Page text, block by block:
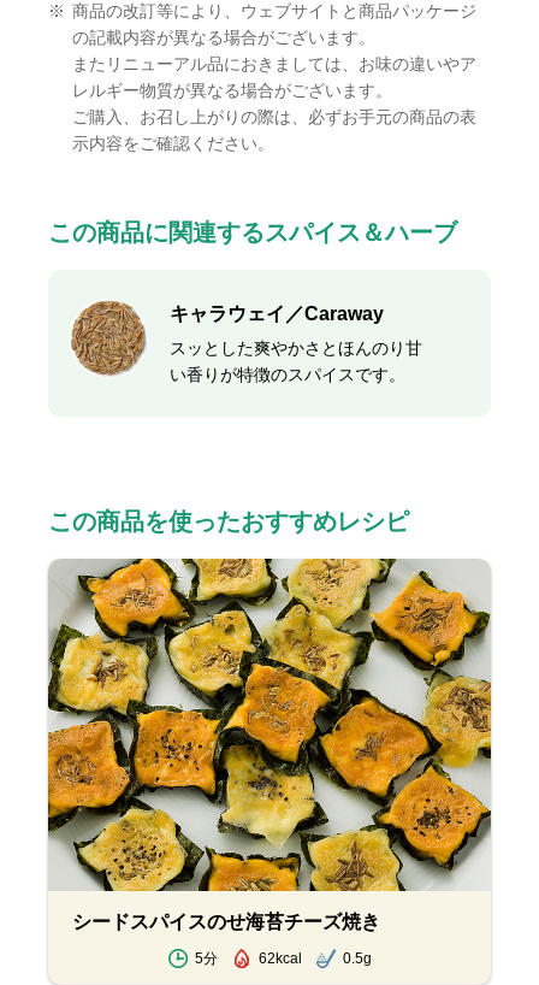
※ 商品の改訂等により、ウェブサイトと商品パッケージ
の記載内容が異なる場合がございます。
またリニューアル品におきましては、お味の違いやア
レルギー物質が異なる場合がございます。
ご購入、お召し上がりの際は、必ずお手元の商品の表
示内容をご確認ください。
この商品に関連するスパイス＆ハーブ
キャラウェイ／Caraway
スッとした爽やかさとほんのり甘
い香りが特徴のスパイスです。
この商品を使ったおすすめレシピ
シードスパイスのせ海苔チーズ焼き
5分 62kcal 0.5g